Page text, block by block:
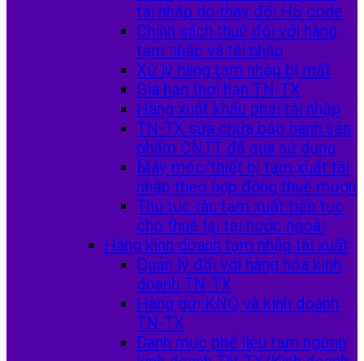
tái nhập do thay đổi HS code
Chính sách thuế đối với hàng
tạm nhập và tái nhập
Xử lý hàng tạm nhập bị mất
Gia hạn thời hạn TN-TX
Hàng xuất khẩu phải tái nhập
TN-TX sửa chữa bảo hành sản
phẩm CNTT đã qua sử dụng
Máy móc/thiết bị tạm xuất tái
nhập theo hợp đồng thuê mượn
Thủ tục tàu tạm xuất tiếp tục
cho thuê lại tại nước ngoài
Hàng kinh doanh tạm nhập tái xuất
Quản lý đối với hàng hóa kinh
doanh TN-TX
Hàng gửi KNQ và kinh doanh
TN-TX
Danh mục phế liệu tạm ngừng